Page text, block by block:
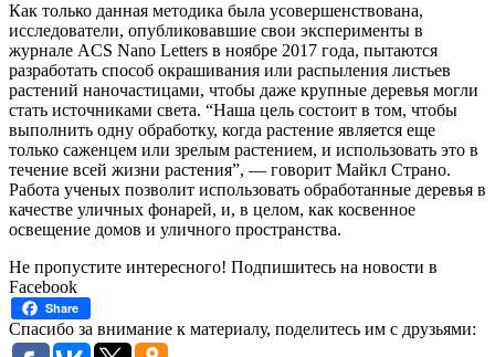
Как только данная методика была усовершенствована,
исследователи, опубликовавшие свои эксперименты в
журнале ACS Nano Letters в ноябре 2017 года, пытаются
разработать способ окрашивания или распыления листьев
растений наночастицами, чтобы даже крупные деревья могли
стать источниками света. “Наша цель состоит в том, чтобы
выполнить одну обработку, когда растение является еще
только саженцем или зрелым растением, и использовать это в
течение всей жизни растения”, — говорит Майкл Страно.
Работа ученых позволит использовать обработанные деревья в
качестве уличных фонарей, и, в целом, как косвенное
освещение домов и уличного пространства.
Не пропустите интересного! Подпишитесь на новости в
Facebook
Share
Спасибо за внимание к материалу, поделитесь им с друзьями: